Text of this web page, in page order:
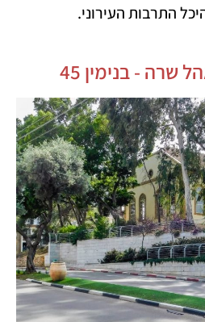
התרבות העירוני.
שרה - בנימין 45